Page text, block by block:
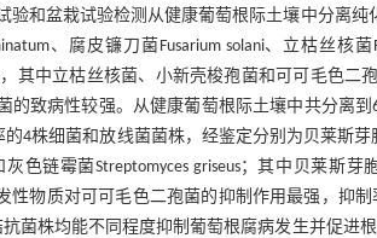
验和盆栽试验检测从健康葡萄根际土壤中分离
、腐皮镰刀菌Fusarium solani、立枯丝核
，其中立枯丝核菌、小新壳梭孢菌和可可毛色
的致病性较强。从健康葡萄根际土壤中共分离
4株细菌和放线菌菌株，经鉴定分别为贝莱斯芽
灰色链霉菌Streptomyces griseus；其中贝莱
性物质对可可毛色二孢菌的抑制作用最强，抑
菌株均能不同程度抑制葡萄根腐病发生并促进